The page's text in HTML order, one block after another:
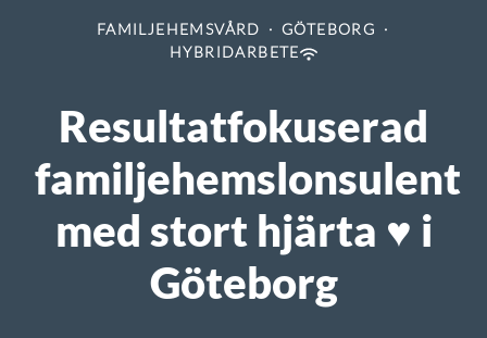
FAMILJEHEMSVÅRD · GÖTEBORG
·
HYBRIDARBETE
Resultatfokuserad
familjehemslonsulent
med stort hjärta ♥️ i
Göteborg